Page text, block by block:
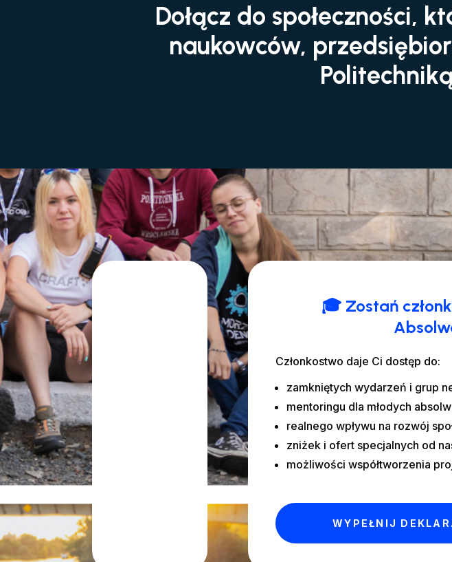
Dołącz do społeczności,
naukowców,
🎓 Zostań
Członkostwo daje Ci dostęp do:
zamkniętych wydarzeń i grup
mentoringu dla młodych
realnego wpływu na rozwój
zniżek i ofert specjalnych od
możliwości współtworzenia
WYPEŁNIJ